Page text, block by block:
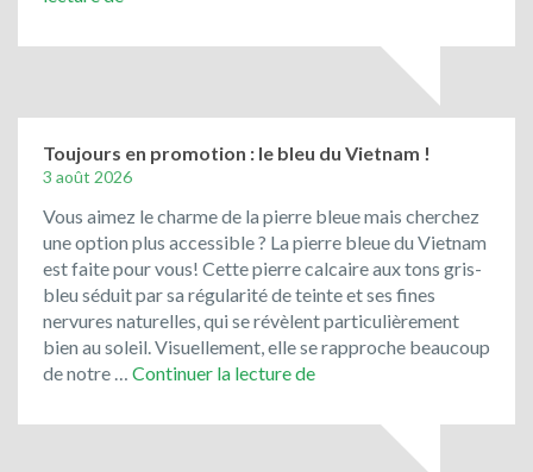
Solnhofen,
de
Bavière
Toujours en promotion : le bleu du Vietnam !
3 août 2026
Vous aimez le charme de la pierre bleue mais cherchez
une option plus accessible ? La pierre bleue du Vietnam
est faite pour vous! Cette pierre calcaire aux tons gris-
bleu séduit par sa régularité de teinte et ses fines
nervures naturelles, qui se révèlent particulièrement
bien au soleil. Visuellement, elle se rapproche beaucoup
de notre … Continuer la lecture deToujours
promotion